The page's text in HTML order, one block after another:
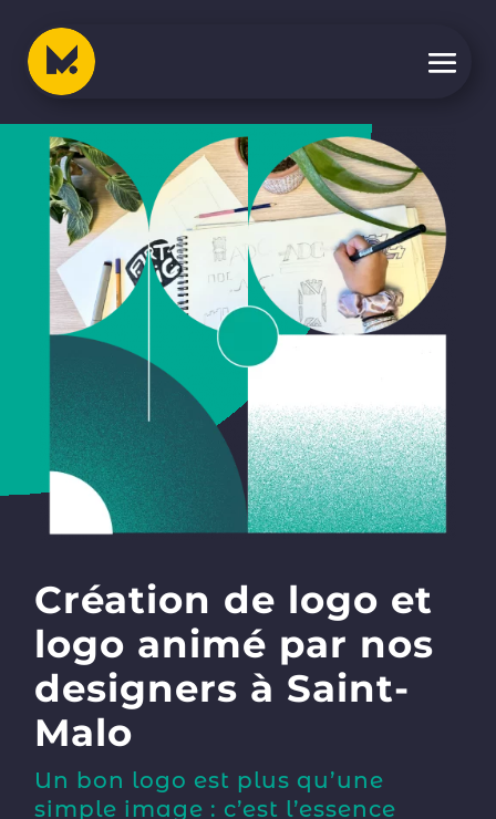
Création de logo et
logo animé par nos
designers à Saint-
Malo
Un bon logo est plus qu’une
simple image : c’est l’essence